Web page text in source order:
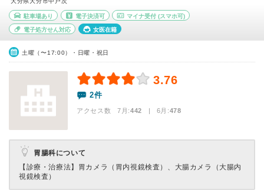
駐車場あり 電子決済可 マイナ受付 (スマホ可)
電子処方せん対応 女医在籍
土曜（〜17:00）・日曜・祝日
3.76
2件
アクセス数 7月:442 | 6月:478
胃腸科について
【診療・治療法】 胃カメラ（胃内視鏡検査）、大腸カメラ（大腸内
視鏡検査）